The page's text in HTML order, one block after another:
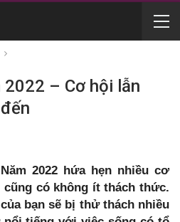
– Cơ hội lẫn
2022 hứa hẹn nhiều cơ
có không ít thách thức.
bạn sẽ bị thử thách nhiều